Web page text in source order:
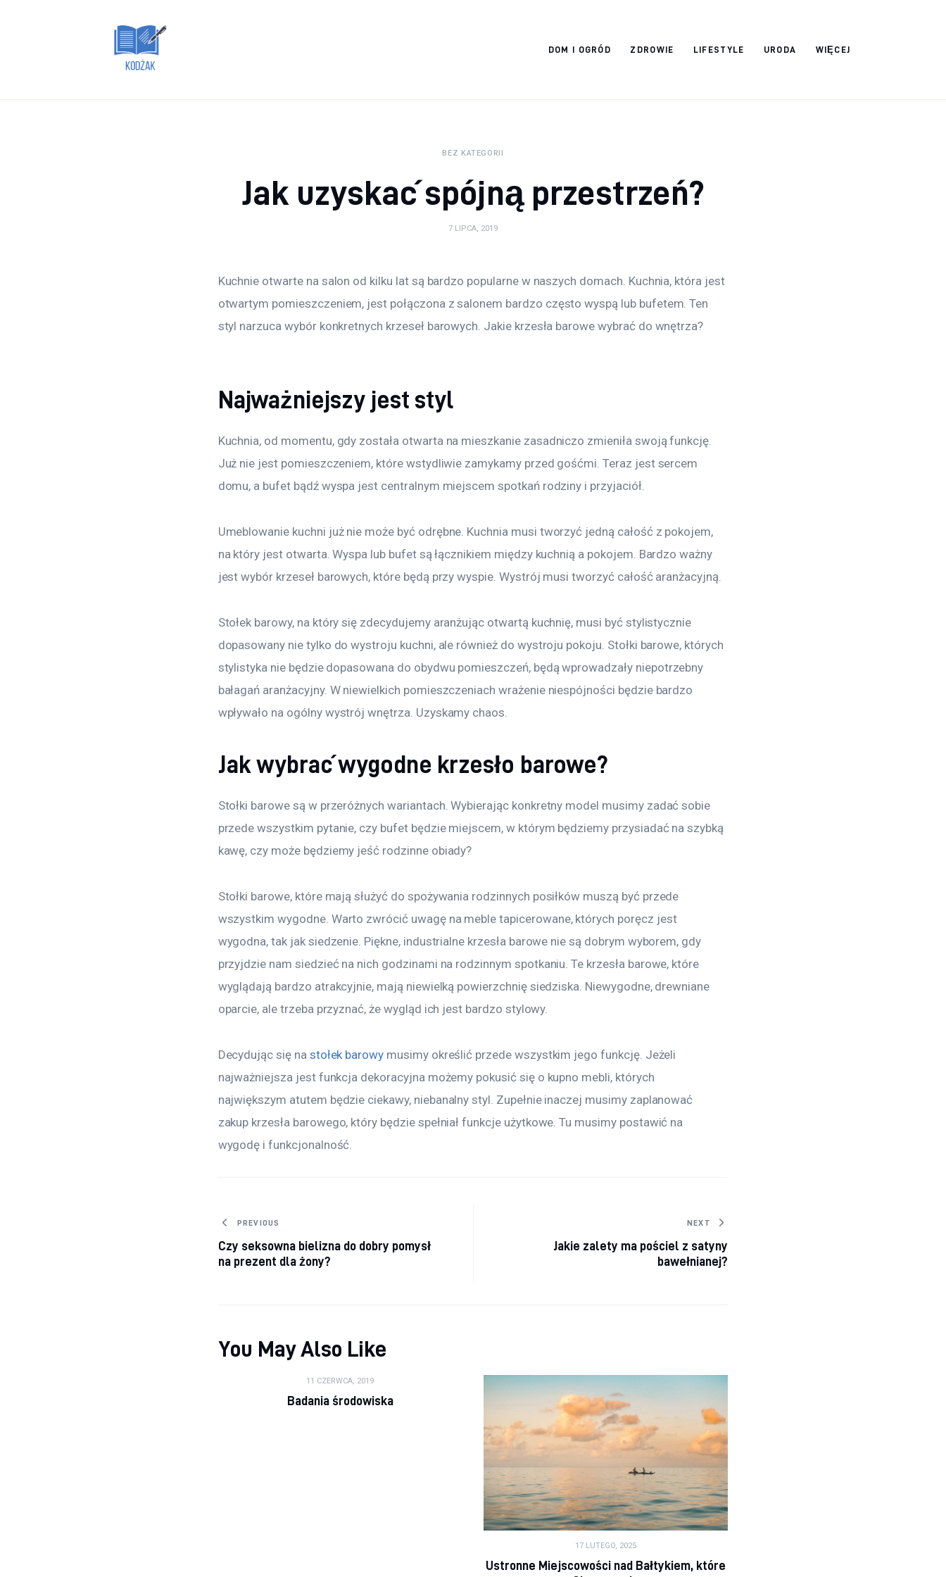
DOM I OGRÓD ZDROWIE LIFESTYLE URODA WIĘCEJ
BEZ KATEGORII
Jak uzyskać spójną przestrzeń?
7 LIPCA, 2019
Kuchnie otwarte na salon od kilku lat są bardzo popularne w naszych domach. Kuchnia, która jest
otwartym pomieszczeniem, jest połączona z salonem bardzo często wyspą lub bufetem. Ten
styl narzuca wybór konkretnych krzeseł barowych. Jakie krzesła barowe wybrać do wnętrza?
Najważniejszy jest styl
Kuchnia, od momentu, gdy została otwarta na mieszkanie zasadniczo zmieniła swoją funkcję.
Już nie jest pomieszczeniem, które wstydliwie zamykamy przed gośćmi. Teraz jest sercem
domu, a bufet bądź wyspa jest centralnym miejscem spotkań rodziny i przyjaciół.
Umeblowanie kuchni już nie może być odrębne. Kuchnia musi tworzyć jedną całość z pokojem,
na który jest otwarta. Wyspa lub bufet są łącznikiem między kuchnią a pokojem. Bardzo ważny
jest wybór krzeseł barowych, które będą przy wyspie. Wystrój musi tworzyć całość aranżacyjną.
Stołek barowy, na który się zdecydujemy aranżując otwartą kuchnię, musi być stylistycznie
dopasowany nie tylko do wystroju kuchni, ale również do wystroju pokoju. Stołki barowe, których
stylistyka nie będzie dopasowana do obydwu pomieszczeń, będą wprowadzały niepotrzebny
bałagań aranżacyjny. W niewielkich pomieszczeniach wrażenie niespójności będzie bardzo
wpływało na ogólny wystrój wnętrza. Uzyskamy chaos.
Jak wybrać wygodne krzesło barowe?
Stołki barowe są w przeróżnych wariantach. Wybierając konkretny model musimy zadać sobie
przede wszystkim pytanie, czy bufet będzie miejscem, w którym będziemy przysiadać na szybką
kawę, czy może będziemy jeść rodzinne obiady?
Stołki barowe, które mają służyć do spożywania rodzinnych posiłków muszą być przede
wszystkim wygodne. Warto zwrócić uwagę na meble tapicerowane, których poręcz jest
wygodna, tak jak siedzenie. Piękne, industrialne krzesła barowe nie są dobrym wyborem, gdy
przyjdzie nam siedzieć na nich godzinami na rodzinnym spotkaniu. Te krzesła barowe, które
wyglądają bardzo atrakcyjnie, mają niewielką powierzchnię siedziska. Niewygodne, drewniane
oparcie, ale trzeba przyznać, że wygląd ich jest bardzo stylowy.
Decydując się na stołek barowy musimy określić przede wszystkim jego funkcję. Jeżeli
najważniejsza jest funkcja dekoracyjna możemy pokusić się o kupno mebli, których
największym atutem będzie ciekawy, niebanalny styl. Zupełnie inaczej musimy zaplanować
zakup krzesła barowego, który będzie spełniał funkcje użytkowe. Tu musimy postawić na
wygodę i funkcjonalność.
Nawigacja wpisu
PREVIOUS
Czy seksowna bielizna do dobry pomysł
na prezent dla żony?
NEXT
Jakie zalety ma pościel z satyny
bawełnianej?
You May Also Like
11 CZERWCA, 2019
Badania środowiska
17 LUTEGO, 2025
Ustronne Miejscowości nad Bałtykiem, które